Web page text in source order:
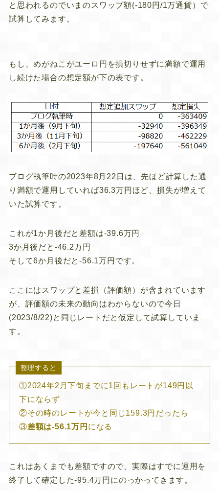
と思われるのでいまのスワップ額(-180円/1万通貨）で
試算してみます。
もし、めがねこがユーロ円を損切りせずに満額で運用
し続けた場合の想定額が下の表です。
ブログ執筆時の2023年8月22日は、先ほど計算した通
り満額で運用していれば36.3万円ほど、損失が増えて
いた試算です。
これが1か月後だと差額は-39.6万円
3か月後だと-46.2万円
そして6か月後だと-56.1万円です。
ここにはスワップと差損（評価額）が含まれています
が、評価額の未来の動向はわからないので今日
(2023/8/22)と同じレートだと仮定して試算していま
す。
整理すると
①2024年2月下旬までに1回もレートが149円以
下にならず
②その時のレートが今と同じ159.3円だったら
③差額は-56.1万円 になる
これはあくまでも差額ですので、実際はすでに運用を
終了して確定した-95.4万円にのっかってきます。